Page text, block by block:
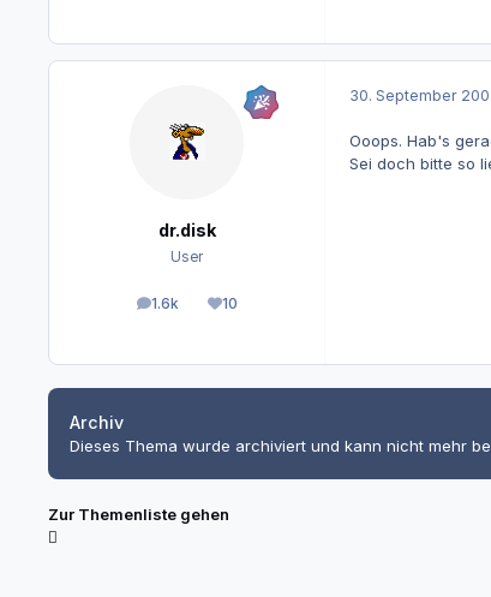
dr.disk
User
1.6k
Beiträge 10
Reputation
30. September
Ooops. Hab's
Sei doch bitte so
Archiv
Dieses Thema wurde archiviert und kann nicht mehr
Zur Themenliste gehen